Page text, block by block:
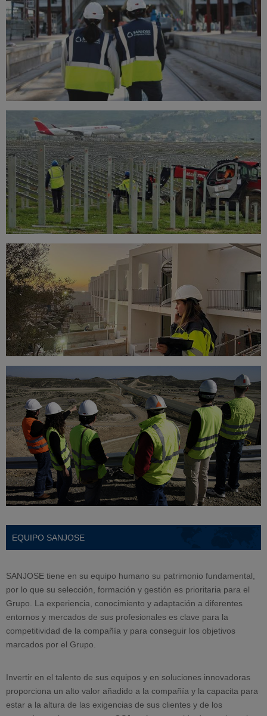
EQUIPO SANJOSE
SANJOSE tiene en su equipo humano su patrimonio fundamental,
por lo que su selección, formación y gestión es prioritaria para el
Grupo. La experiencia, conocimiento y adaptación a diferentes
entornos y mercados de sus profesionales es clave para la
competitividad de la compañía y para conseguir los objetivos
marcados por el Grupo.
Invertir en el talento de sus equipos y en soluciones innovadoras
proporciona un alto valor añadido a la compañía y la capacita para
estar a la altura de las exigencias de sus clientes y de los